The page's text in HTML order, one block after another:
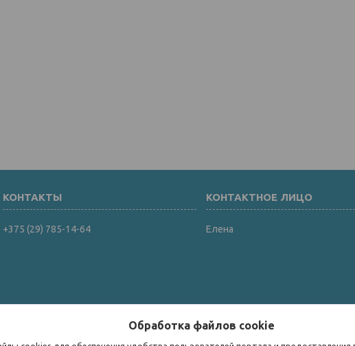
+375 (29) 785-14-64 Елена
Обработка файлов cookie